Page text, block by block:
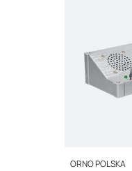
PRODUCENT
ORNO POLSKA